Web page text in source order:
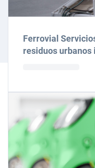
Ferrovial
residuos urbanos